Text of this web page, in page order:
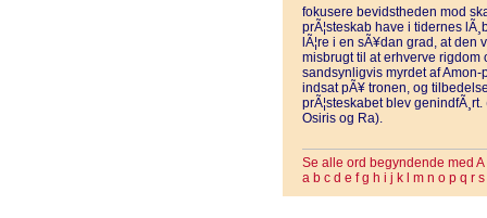
fokusere bevidstheden mod
prÃ¦steskab have i tidernes
lÃ¦re i en sÃ¥dan grad, at
misbrugt til at erhverve rigdom
sandsynligvis myrdet af Amon-
indsat pÃ¥ tronen, og
prÃ¦steskabet blev
Osiris og Ra).
Se alle ord begyndende med A
a b c d e f g h i j k m n o p q r s